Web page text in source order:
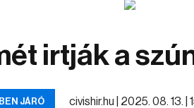
irtják a
JÁRÓ civishir.hu | 2025. 08. 13. |